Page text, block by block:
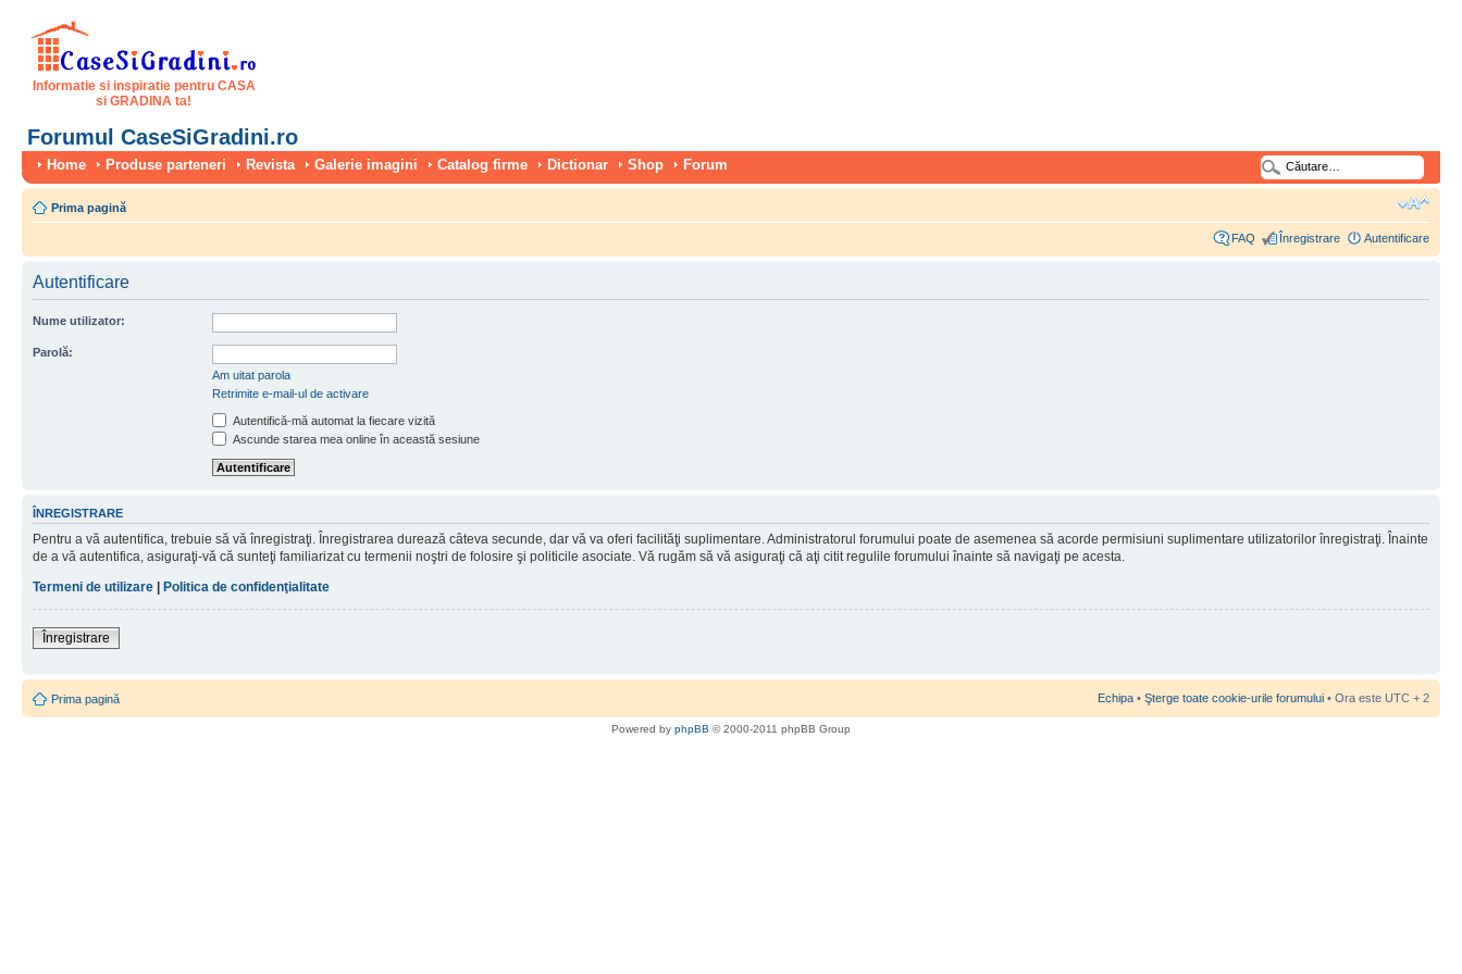
Informatie si inspiratie pentru CASA
si GRADINA ta!
Forumul CaseSiGradini.ro
Home Produse parteneri Revista Galerie imagini Catalog firme Dictionar Shop Forum
Prima pagină
FAQ Înregistrare Autentificare
Autentificare
Nume utilizator:
Parolă:
Am uitat parola
Retrimite e-mail-ul de activare
Autentifică-mă automat la fiecare vizită
Ascunde starea mea online în această sesiune
ÎNREGISTRARE
Pentru a vă autentifica, trebuie să vă înregistraţi. Înregistrarea durează câteva secunde, dar vă va oferi facilităţi suplimentare. Administratorul forumului poate de asemenea să acorde permisiuni suplimentare utilizatorilor înregistraţi. Înainte
de a vă autentifica, asiguraţi-vă că sunteţi familiarizat cu termenii noştri de folosire şi politicile asociate. Vă rugăm să vă asiguraţi că aţi citit regulile forumului înainte să navigaţi pe acesta.
Termeni de utilizare | Politica de confidenţialitate
Înregistrare
Prima pagină Echipa • Şterge toate cookie-urile forumului • Ora este UTC + 2
Powered by phpBB © 2000-2011 phpBB Group